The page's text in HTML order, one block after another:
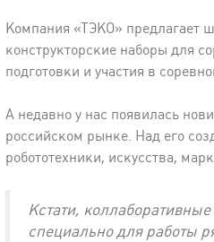
Компания «ТЭКО» предлагает
конструкторские наборы для
подготовки и участия в
А недавно у нас появилась
российском рынке. Над его
робототехники, искусства,
Кстати,
специально для работы